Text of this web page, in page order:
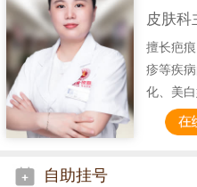
皮肤科
擅长疤
疹等疾
化、美
自助挂号